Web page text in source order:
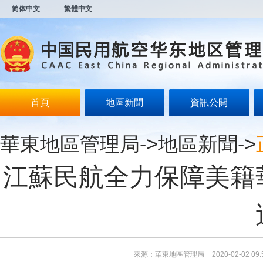
简体中文 繁體中文
首頁 地區新聞 資訊公開
華東地區管理局->地區新聞->
江蘇民航全力保障美
來源：華東地區管理局 2020-02-02
开
无
障
说
明
Alt
加
浪
键
模